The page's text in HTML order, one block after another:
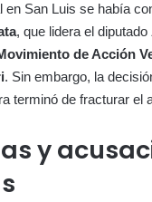
en San Luis se había
, que lidera el diputado
de Acción
. Sin embargo, la
terminó de fracturar el
y